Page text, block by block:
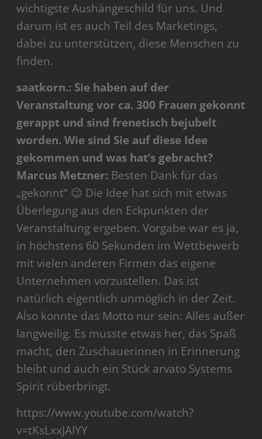
wichtigste Aushängeschild für uns. Und
darum ist es auch Teil des Marketings,
dabei zu unterstützen, diese Menschen zu
finden.
saatkorn.: Sie haben auf der
Veranstaltung vor ca. 300 Frauen gekonnt
gerappt und sind frenetisch bejubelt
worden. Wie sind Sie auf diese Idee
gekommen und was hat’s gebracht?
Marcus Metzner: Besten Dank für das
„gekonnt“ 😉 Die Idee hat sich mit etwas
Überlegung aus den Eckpunkten der
Veranstaltung ergeben. Vorgabe war es ja,
in höchstens 60 Sekunden im Wettbewerb
mit vielen anderen Firmen das eigene
Unternehmen vorzustellen. Das ist
natürlich eigentlich unmöglich in der Zeit.
Also konnte das Motto nur sein: Alles außer
langweilig. Es musste etwas her, das Spaß
macht, den Zuschauerinnen in Erinnerung
bleibt und auch ein Stück arvato Systems
Spirit rüberbringt.
https://www.youtube.com/watch?
v=tKsLxxJAIYY